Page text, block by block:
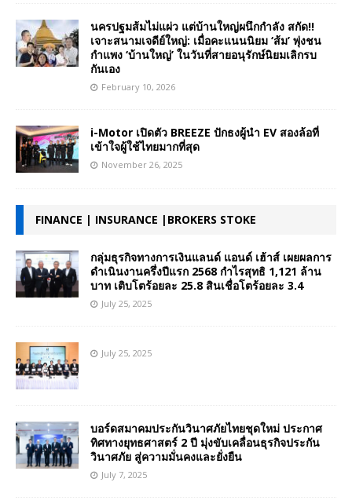
นครปฐมส้มไม่แผ่ว แต่บ้านใหญ่ผนึกกำลัง สกัด!!
เจาะสนามเจดีย์ใหญ่: เมื่อคะแนนนิยม ‘ส้ม’ พุ่งชน
กำแพง ‘บ้านใหญ่’ ในวันที่สายอนุรักษ์นิยมเลิกรบ
กันเอง
February 10, 2026
i-Motor เปิดตัว BREEZE ปักธงผู้นำ EV สองล้อที่
เข้าใจผู้ใช้ไทยมากที่สุด
November 26, 2025
FINANCE | INSURANCE |BROKERS STOKE
กลุ่มธุรกิจทางการเงินแลนด์ แอนด์ เฮ้าส์ เผยผลการ
ดำเนินงานครึ่งปีแรก 2568 กำไรสุทธิ 1,121 ล้าน
บาท เติบโตร้อยละ 25.8 สินเชื่อโตร้อยละ 3.4
July 25, 2025
July 25, 2025
บอร์ดสมาคมประกันวินาศภัยไทยชุดใหม่ ประกาศ
ทิศทางยุทธศาสตร์ 2 ปี มุ่งขับเคลื่อนธุรกิจประกัน
วินาศภัย สู่ความมั่นคงและยั่งยืน
July 7, 2025